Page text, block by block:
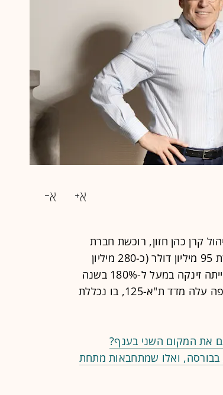
קרן כהן חזון, רוכשת חברת
תמציות ריח בתחום הבישום מניו ג'רזי בארה"ב תמורת 95 מיליון דולר (כ-280 מיליון
שקל). מדובר ברכישה הגדולה בתולדות תורפז, שמנייתה זינקה במעל ל-180% בשנה
האחרונה אך מדשדשת ברבעון האחרון. באותה תקופה עלה מדד ת"א-125, בו נכללת
את המקום השני בענף?
בבורסה, ואלו שמתחבאות מתחת